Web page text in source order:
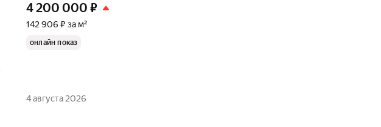
4 200 000 ₽
142 906 ₽ за м²
онлайн показ
4 августа 2026